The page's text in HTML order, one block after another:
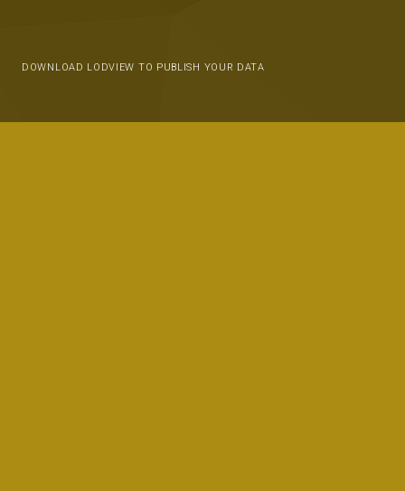
DOWNLOAD LODVIEW TO PUBLISH YOUR DATA